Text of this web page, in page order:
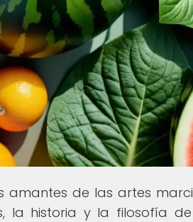
amantes de las artes
la historia y la filosofía